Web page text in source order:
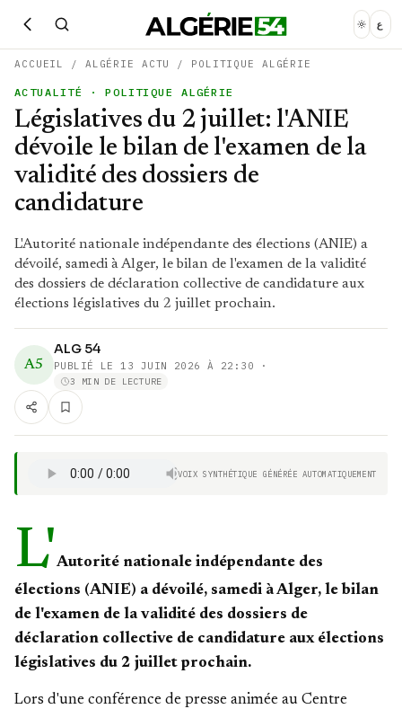
ع
ACCUEIL / ALGÉRIE ACTU / POLITIQUE ALGÉRIE
ACTUALITÉ · POLITIQUE ALGÉRIE
Législatives du 2 juillet: l'ANIE
dévoile le bilan de l'examen de la
validité des dossiers de
candidature
L'Autorité nationale indépendante des élections (ANIE) a
dévoilé, samedi à Alger, le bilan de l'examen de la validité
des dossiers de déclaration collective de candidature aux
élections législatives du 2 juillet prochain.
A5
ALG 54
PUBLIÉ LE 13 JUIN 2026 À 22:30 ·
3 MIN DE LECTURE
VOIX SYNTHÉTIQUE GÉNÉRÉE AUTOMATIQUEMENT
L'Autorité nationale indépendante des
élections (ANIE) a dévoilé, samedi à Alger, le bilan
de l'examen de la validité des dossiers de
déclaration collective de candidature aux élections
législatives du 2 juillet prochain.
Lors d'une conférence de presse animée au Centre